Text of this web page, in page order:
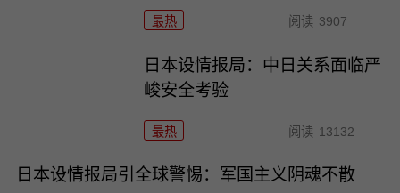
最热 阅读 3907
日本设情报局：中日关系面临严
峻安全考验
最热 阅读 13132
日本设情报局引全球警惕：军国主义阴魂不散